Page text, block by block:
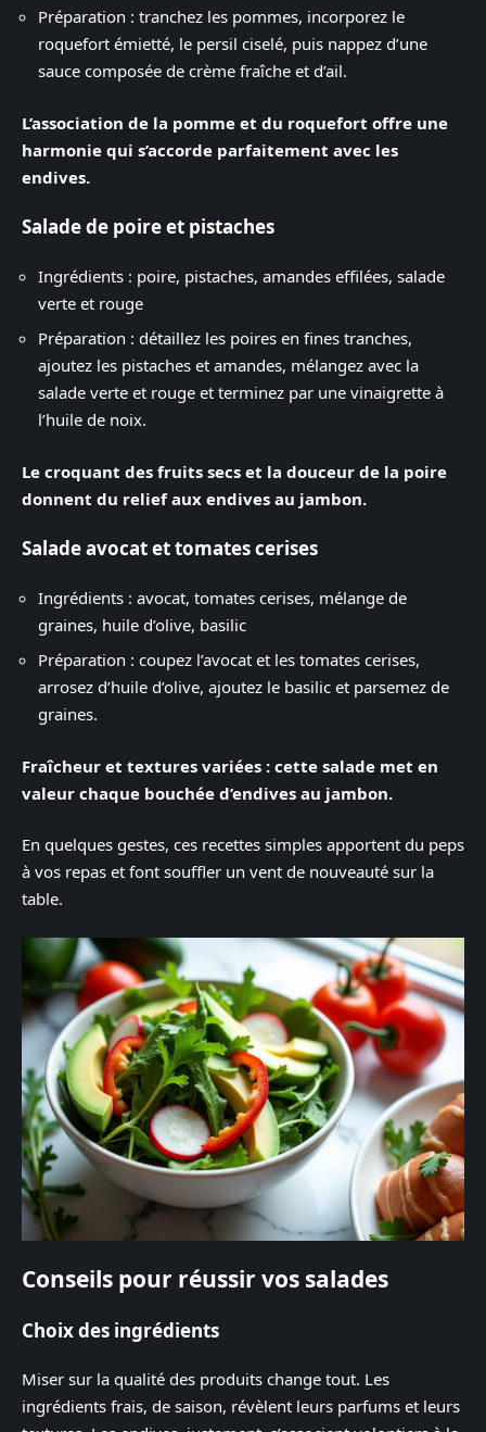
Préparation : tranchez les pommes, incorporez le
roquefort émietté, le persil ciselé, puis nappez d’une
sauce composée de crème fraîche et d’ail.
L’association de la pomme et du roquefort offre une
harmonie qui s’accorde parfaitement avec les
endives.
Salade de poire et pistaches
Ingrédients : poire, pistaches, amandes effilées, salade
verte et rouge
Préparation : détaillez les poires en fines tranches,
ajoutez les pistaches et amandes, mélangez avec la
salade verte et rouge et terminez par une vinaigrette à
l’huile de noix.
Le croquant des fruits secs et la douceur de la poire
donnent du relief aux endives au jambon.
Salade avocat et tomates cerises
Ingrédients : avocat, tomates cerises, mélange de
graines, huile d’olive, basilic
Préparation : coupez l’avocat et les tomates cerises,
arrosez d’huile d’olive, ajoutez le basilic et parsemez de
graines.
Fraîcheur et textures variées : cette salade met en
valeur chaque bouchée d’endives au jambon.
En quelques gestes, ces recettes simples apportent du peps
à vos repas et font souffler un vent de nouveauté sur la
table.
Conseils pour réussir vos salades
Choix des ingrédients
Miser sur la qualité des produits change tout. Les
ingrédients frais, de saison, révèlent leurs parfums et leurs